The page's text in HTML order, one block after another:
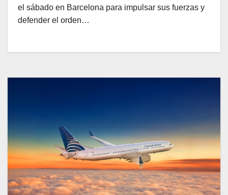
el sábado en Barcelona para impulsar sus fuerzas y
defender el orden…